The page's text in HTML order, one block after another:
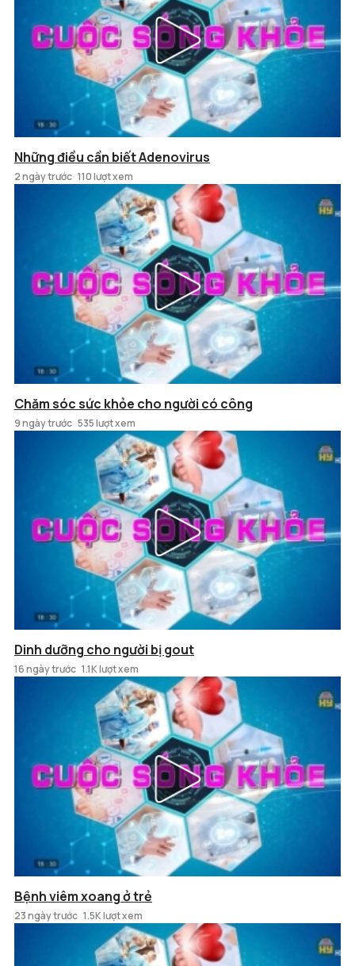
Những điều cần biết Adenovirus
2 ngày trước 110 lượt xem
Chăm sóc sức khỏe cho người có công
9 ngày trước 535 lượt xem
Dinh dưỡng cho người bị gout
16 ngày trước 1.1K lượt xem
Bệnh viêm xoang ở trẻ
23 ngày trước 1.5K lượt xem